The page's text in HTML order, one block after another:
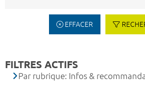
EFFACER
FILTRES ACTIFS
Par rubrique: Infos &